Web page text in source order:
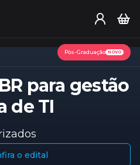
Pós-Graduação NOVO
para gestão
de TI
o edital